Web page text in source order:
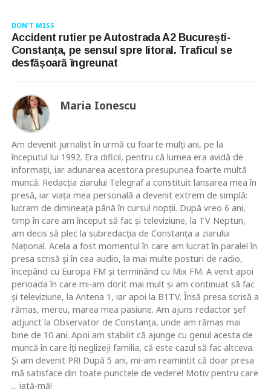
DON'T MISS
Accident rutier pe Autostrada A2 București-
Constanța, pe sensul spre litoral. Traficul se
desfășoară îngreunat
Maria Ionescu
Am devenit jurnalist în urmă cu foarte mulţi ani, pe la
începutul lui 1992. Era dificil, pentru că lumea era avidă de
informaţii, iar adunarea acestora presupunea foarte multă
muncă. Redacţia ziarului Telegraf a constituit lansarea mea în
presă, iar viaţa mea personală a devenit extrem de simplă:
lucram de dimineaţa până în cursul nopţii. După vreo 6 ani,
timp în care am început să fac şi televiziune, la TV Neptun,
am decis să plec la subredacţia de Constanţa a ziarului
Naţional. Acela a fost momentul în care am lucrat în paralel în
presa scrisă şi în cea audio, la mai multe posturi de radio,
începând cu Europa FM şi terminând cu Mix FM. A venit apoi
perioada în care mi-am dorit mai mult şi am continuat să fac
şi televiziune, la Antena 1, iar apoi la B1TV. Însă presa scrisă a
rămas, mereu, marea mea pasiune. Am ajuns redactor şef
adjunct la Observator de Constanţa, unde am rămas mai
bine de 10 ani. Apoi am stabilit că ajunge cu genul acesta de
muncă în care îţi neglizeji familia, că este cazul să fac altceva.
Şi am devenit PR! După 5 ani, mi-am reamintit că doar presa
mă satisface din toate punctele de vedere! Motiv pentru care
... iată-mă!